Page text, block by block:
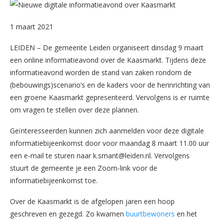
1 maart 2021
LEIDEN – De gemeente Leiden organiseert dinsdag 9 maart
een online informatieavond over de Kaasmarkt. Tijdens deze
informatieavond worden de stand van zaken rondom de
(bebouwings)scenario’s en de kaders voor de herinrichting van
een groene Kaasmarkt gepresenteerd. Vervolgens is er ruimte
om vragen te stellen over deze plannen.
Geïnteresseerden kunnen zich aanmelden voor deze digitale
informatiebijeenkomst door voor maandag 8 maart 11.00 uur
een e-mail te sturen naar k.smant@leiden.nl. Vervolgens
stuurt de gemeente je een Zoom-link voor de
informatiebijeenkomst toe.
Over de Kaasmarkt is de afgelopen jaren een hoop
geschreven en gezegd. Zo kwamen buurtbewoners en het